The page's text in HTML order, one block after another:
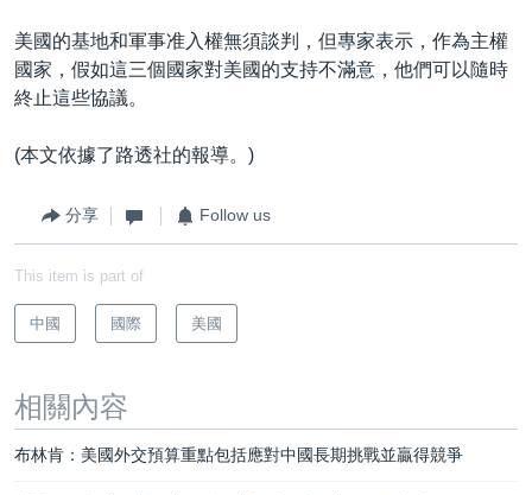
美國的基地和軍事准入權無須談判，但專家表示，作為主權
國家，假如這三個國家對美國的支持不滿意，他們可以隨時
終止這些協議。
(本文依據了路透社的報導。)
分享 Follow us
This item is part of
中國 國際 美國
相關內容
布林肯：美國外交預算重點包括應對中國長期挑戰並贏得競爭